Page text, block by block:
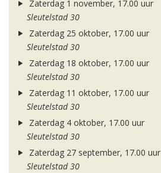
Zaterdag 1 november, 17.00 uur
Sleutelstad 30
Zaterdag 25 oktober, 17.00 uur
Sleutelstad 30
Zaterdag 18 oktober, 17.00 uur
Sleutelstad 30
Zaterdag 11 oktober, 17.00 uur
Sleutelstad 30
Zaterdag 4 oktober, 17.00 uur
Sleutelstad 30
Zaterdag 27 september, 17.00 uur
Sleutelstad 30